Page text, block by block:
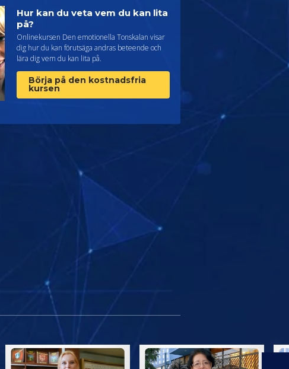
Hur kan du veta vem du kan lita
på?
Onlinekursen Den emotionella Tonskalan visar
dig hur du kan förutsäga andras beteende och
lära dig vem du kan lita på.
Börja på den kostnadsfria
kursen